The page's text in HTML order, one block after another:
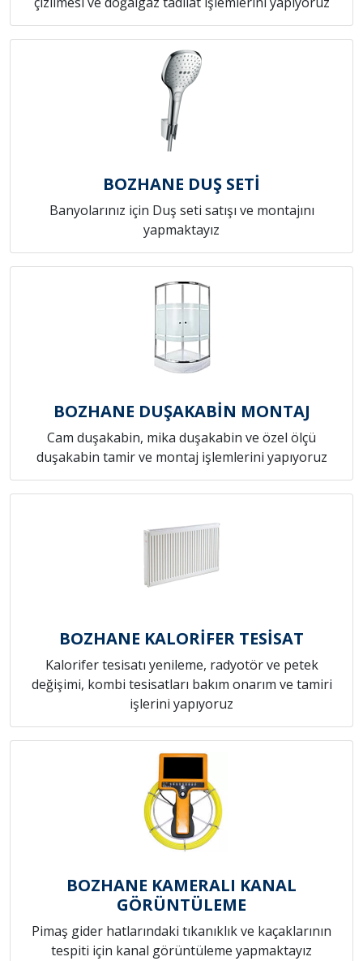
BOZHANE DUŞ SETİ
Banyolarınız için Duş seti satışı ve montajını
yapmaktayız
BOZHANE DUŞAKABİN MONTAJ
Cam duşakabin, mika duşakabin ve özel ölçü
duşakabin tamir ve montaj işlemlerini yapıyoruz
BOZHANE KALORİFER TESİSAT
Kalorifer tesisatı yenileme, radyotör ve petek
değişimi, kombi tesisatları bakım onarım ve tamiri
işlerini yapıyoruz
BOZHANE KAMERALI KANAL
GÖRÜNTÜLEME
Pimaş gider hatlarındaki tıkanıklık ve kaçaklarının
tespiti için kanal görüntüleme yapmaktayız